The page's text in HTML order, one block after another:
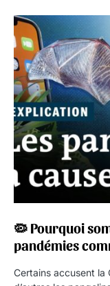
🦠 Pourquoi
pandémies
Certains accusent la